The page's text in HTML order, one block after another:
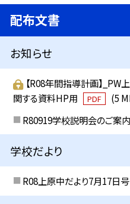
配布文書
お知らせ
【R08年間指導計画】
関する資料HP用
PDF
(5
R80919学校説明会のご案内
学校だより
R08上原中だより7月17日号